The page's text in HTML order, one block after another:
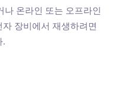
나 온라인 또는 오프라인
장비에서 재생하려면
.